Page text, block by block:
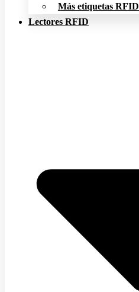
Más etiquetas RFID
Lectores RFID